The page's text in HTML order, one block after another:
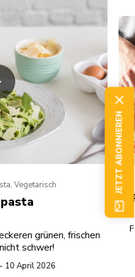
Vegetarisch
grünen, frischen
schwer!
10 April 2026
JETZT ABONNIEREN